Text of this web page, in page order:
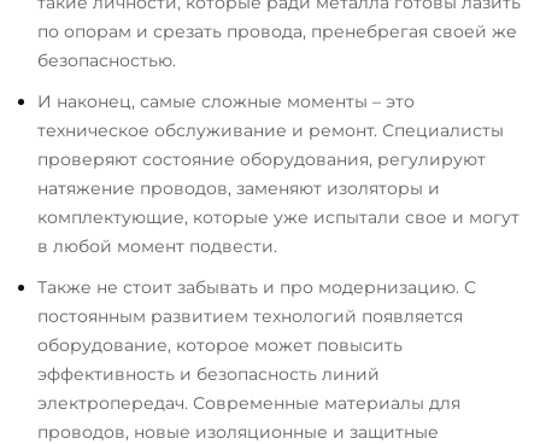
по опорам и срезать провода, пренебрегая своей же
безопасностью.
И наконец, самые сложные моменты – это
техническое обслуживание и ремонт. Специалисты
проверяют состояние оборудования, регулируют
натяжение проводов, заменяют изоляторы и
комплектующие, которые уже испытали свое и могут
в любой момент подвести.
Также не стоит забывать и про модернизацию. С
постоянным развитием технологий появляется
оборудование, которое может повысить
эффективность и безопасность линий
электропередач. Современные материалы для
проводов, новые изоляционные и защитные